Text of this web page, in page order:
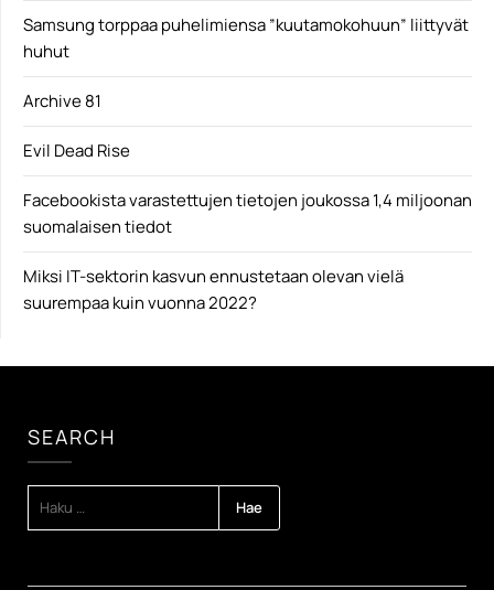
Samsung torppaa puhelimiensa ”kuutamokohuun” liittyvät
huhut
Archive 81
Evil Dead Rise
Facebookista varastettujen tietojen joukossa 1,4 miljoonan
suomalaisen tiedot
Miksi IT-sektorin kasvun ennustetaan olevan vielä
suurempaa kuin vuonna 2022?
SEARCH